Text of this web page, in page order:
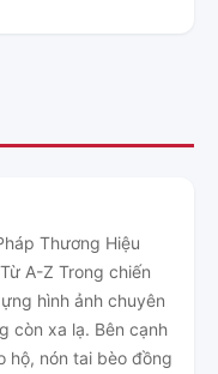
Thương Hiệu
A-Z Trong chiến
hình ảnh chuyên
còn xa lạ. Bên cạnh
hộ, nón tai bèo đồng